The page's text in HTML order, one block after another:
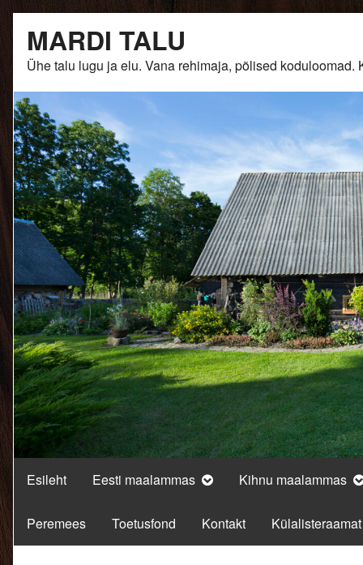
content
MARDI TALU
Ühe talu lugu ja elu. Vana rehimaja, põlised
Esileht Eesti maalammas Kihnu maalammas
Peremees Toetusfond Kontakt Külalisteraamat